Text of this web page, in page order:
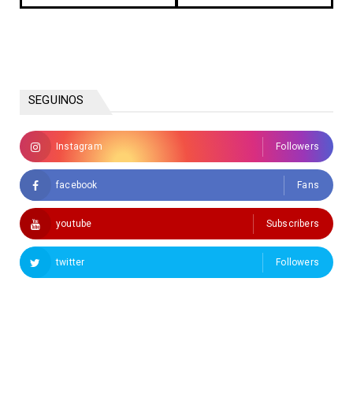
SEGUINOS
Instagram Followers
facebook Fans
youtube Subscribers
twitter Followers